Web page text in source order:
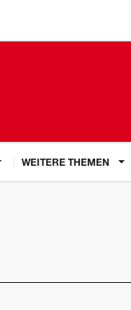
WEITERE THEMEN